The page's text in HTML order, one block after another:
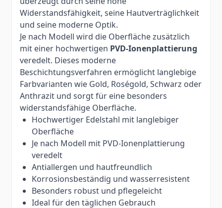
Widerstandsfähigkeit, seine Hautverträglichkeit
und seine moderne Optik.
Je nach Modell wird die Oberfläche zusätzlich
mit einer hochwertigen PVD-Ionenplattierung
veredelt. Dieses moderne
Beschichtungsverfahren ermöglicht langlebige
Farbvarianten wie Gold, Roségold, Schwarz oder
Anthrazit und sorgt für eine besonders
widerstandsfähige Oberfläche.
Hochwertiger Edelstahl mit langlebiger
Oberfläche
Je nach Modell mit PVD-Ionenplattierung
veredelt
Antiallergen und hautfreundlich
Korrosionsbeständig und wasserresistent
Besonders robust und pflegeleicht
Ideal für den täglichen Gebrauch